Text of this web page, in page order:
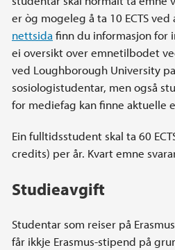
er òg mogeleg å ta 10 ECTS
nettsida finn du informasjon for
ei oversikt over emnetilbodet
ved Loughborough University
sosiologistudentar, men også
for mediefag kan finne aktuelle
Ein fulltidsstudent skal ta 60
credits) per år. Kvart emne
Studieavgift
Studentar som reiser på
får ikkje Erasmus-stipend på